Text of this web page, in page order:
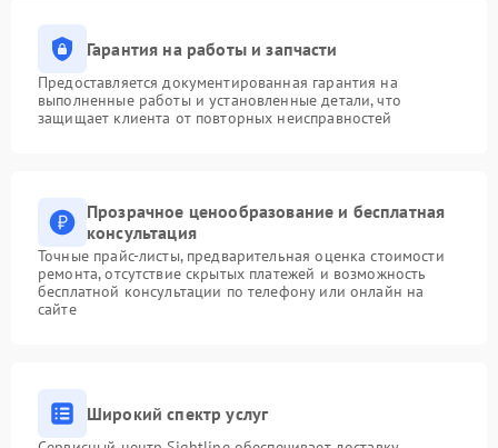
Гарантия на работы и запчасти
Предоставляется документированная гарантия на
выполненные работы и установленные детали, что
защищает клиента от повторных неисправностей
Прозрачное ценообразование и бесплатная
консультация
Точные прайс-листы, предварительная оценка стоимости
ремонта, отсутствие скрытых платежей и возможность
бесплатной консультации по телефону или онлайн на
сайте
Широкий спектр услуг